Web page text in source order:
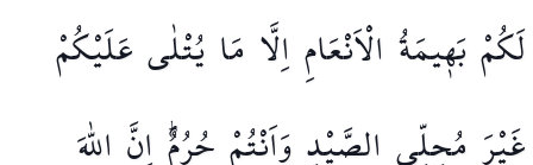
لَكُمْبَه۪يمَةُ الْاَنْعَامِاِلَّا مَا يُتْلٰى عَلَيْكُمْ
غَيْرَ مُحِلِّي الصَّيْدِ وَاَنْتُمْ حُرُمٌۜاِنَّ اللّٰهَ